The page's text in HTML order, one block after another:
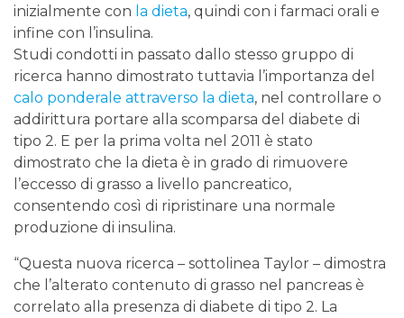
inizialmente con la dieta, quindi con i farmaci orali e
infine con l’insulina.
Studi condotti in passato dallo stesso gruppo di
ricerca hanno dimostrato tuttavia l’importanza del
calo ponderale attraverso la dieta, nel controllare o
addirittura portare alla scomparsa del diabete di
tipo 2. E per la prima volta nel 2011 è stato
dimostrato che la dieta è in grado di rimuovere
l’eccesso di grasso a livello pancreatico,
consentendo così di ripristinare una normale
produzione di insulina.
“Questa nuova ricerca – sottolinea Taylor – dimostra
che l’alterato contenuto di grasso nel pancreas è
correlato alla presenza di diabete di tipo 2. La